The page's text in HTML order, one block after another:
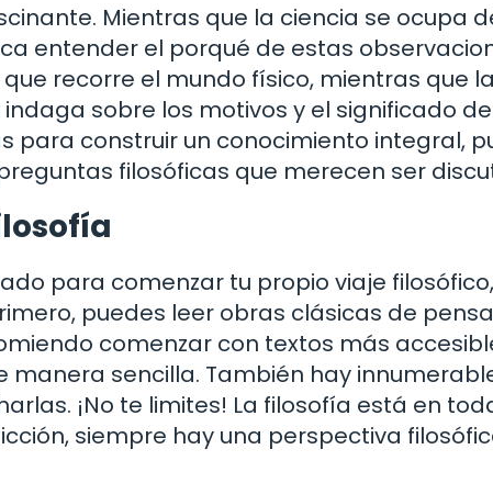
Mientras que la ciencia se ocupa
entender el porqué de estas
recorre el mundo físico, mientras que
sobre los motivos y el significado
para construir un conocimiento integral,
filosóficas que merecen ser
para comenzar tu propio viaje
puedes leer obras clásicas de
comenzar con textos más
sencilla. También hay
¡No te limites! La filosofía está en
siempre hay una perspectiva